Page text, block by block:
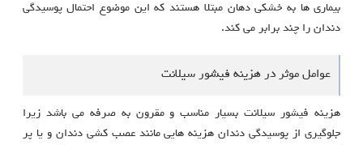
بیماری ها به خشکی دهان مبتلا هستند که این موضوع احتمال پوسیدگی
دندان را چند برابر می کند.
عوامل موثر در هزینه فیشور سیلانت
هزینه فیشور سیلانت بسیار مناسب و مقرون به صرفه می باشد زیرا
جلوگیری از پوسیدگی دندان هزینه هایی مانند عصب کشی دندان و یا پر